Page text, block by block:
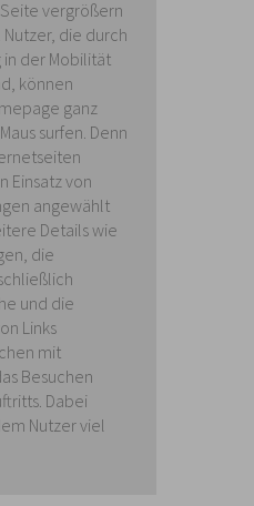
vergrößern
die durch
der Mobilität
können
ganz
surfen. Denn
Einsatz von
angewählt
Details wie
die
und die
Links
mit
Besuchen
Dabei
Nutzer viel